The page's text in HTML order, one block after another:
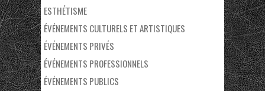
ESTHÉTISME
ÉVÉNEMENTS CULTURELS ET ARTISTIQUES
ÉVÉNEMENTS PRIVÉS
ÉVÉNEMENTS PROFESSIONNELS
ÉVÉNEMENTS PUBLICS